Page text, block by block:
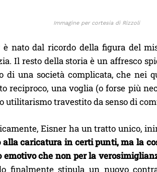
Immagine per cortesia di Rizzoli
è nato dal ricordo della figura del
Il resto della storia è un affresco
di una società complicata, che nei
reciproco, una voglia (o forse più
utilitarismo travestito da senso di
Eisner ha un tratto unico,
caricatura in certi punti, ma la
emotivo che non per la
finalmente stipula un nuovo